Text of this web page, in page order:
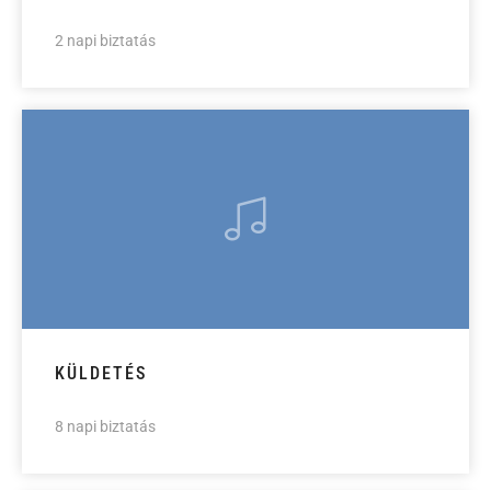
2 napi biztatás
KÜLDETÉS
8 napi biztatás